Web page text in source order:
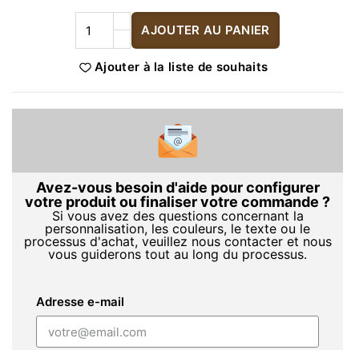
AJOUTER AU PANIER
Ajouter à la liste de souhaits
Avez-vous besoin d'aide pour configurer
votre produit ou finaliser votre commande ?
Si vous avez des questions concernant la
personnalisation, les couleurs, le texte ou le
processus d'achat, veuillez nous contacter et nous
vous guiderons tout au long du processus.
Adresse e-mail